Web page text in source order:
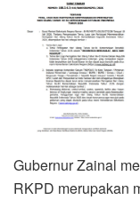
Gubernur Zainal
RKPD merupakan